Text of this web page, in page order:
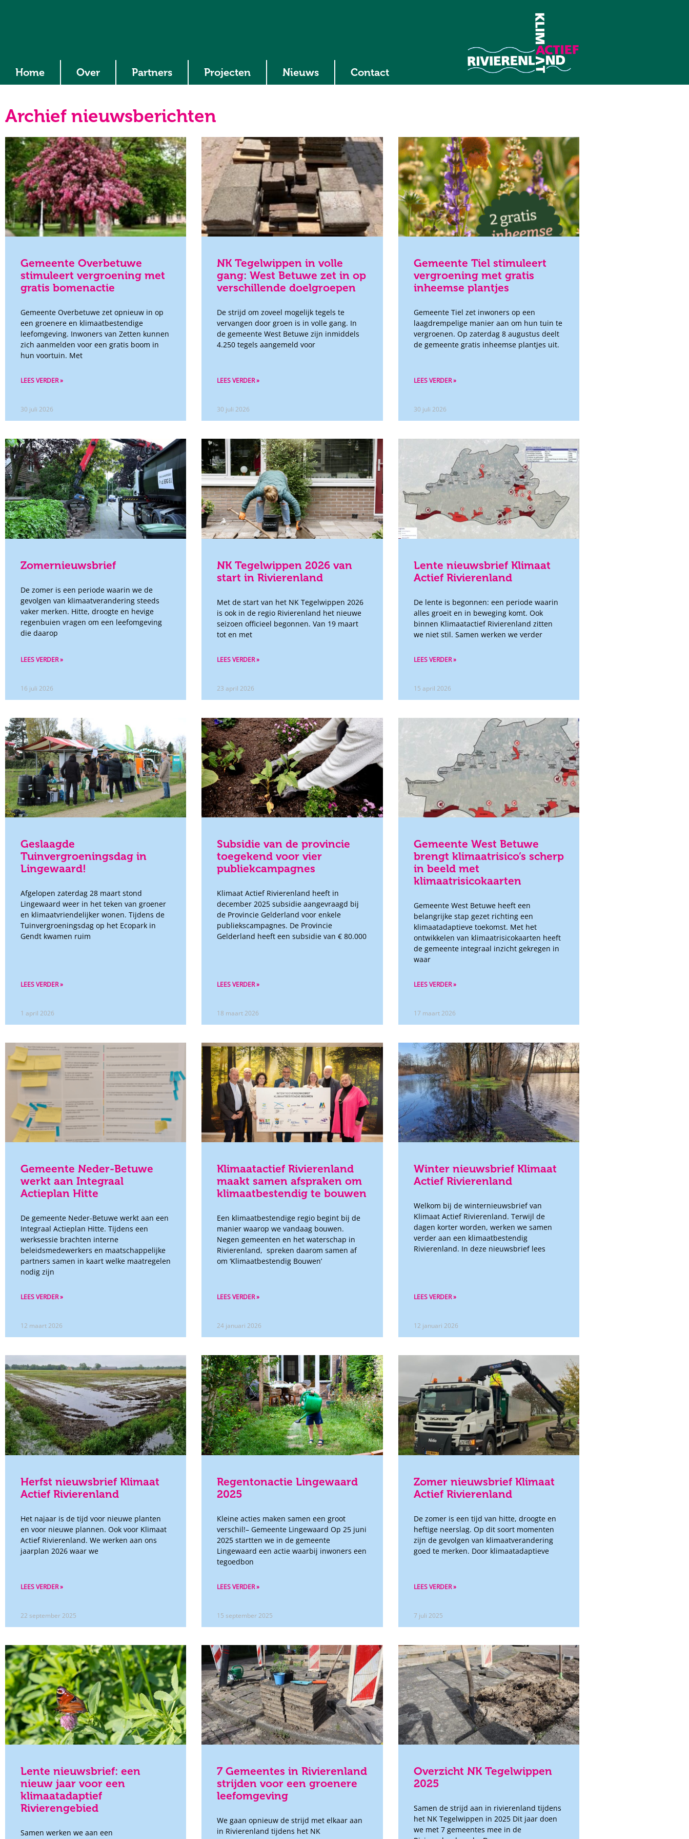
Home Over Partners Projecten Nieuws Contact
Archief nieuwsberichten
Gemeente Overbetuwe
stimuleert vergroening met
gratis bomenactie
Gemeente Overbetuwe zet opnieuw in op
een groenere en klimaatbestendige
leefomgeving. Inwoners van Zetten kunnen
zich aanmelden voor een gratis boom in
hun voortuin. Met
LEES VERDER »
30 juli 2026
NK Tegelwippen in volle
gang: West Betuwe zet in op
verschillende doelgroepen
De strijd om zoveel mogelijk tegels te
vervangen door groen is in volle gang. In
de gemeente West Betuwe zijn inmiddels
4.250 tegels aangemeld voor
LEES VERDER »
30 juli 2026
Gemeente Tiel stimuleert
vergroening met gratis
inheemse plantjes
Gemeente Tiel zet inwoners op een
laagdrempelige manier aan om hun tuin te
vergroenen. Op zaterdag 8 augustus deelt
de gemeente gratis inheemse plantjes uit.
LEES VERDER »
30 juli 2026
Zomernieuwsbrief
De zomer is een periode waarin we de
gevolgen van klimaatverandering steeds
vaker merken. Hitte, droogte en hevige
regenbuien vragen om een leefomgeving
die daarop
LEES VERDER »
16 juli 2026
NK Tegelwippen 2026 van
start in Rivierenland
Met de start van het NK Tegelwippen 2026
is ook in de regio Rivierenland het nieuwe
seizoen officieel begonnen. Van 19 maart
tot en met
LEES VERDER »
23 april 2026
Lente nieuwsbrief Klimaat
Actief Rivierenland
De lente is begonnen: een periode waarin
alles groeit en in beweging komt. Ook
binnen Klimaatactief Rivierenland zitten
we niet stil. Samen werken we verder
LEES VERDER »
15 april 2026
Geslaagde
Tuinvergroeningsdag in
Lingewaard!
Afgelopen zaterdag 28 maart stond
Lingewaard weer in het teken van groener
en klimaatvriendelijker wonen. Tijdens de
Tuinvergroeningsdag op het Ecopark in
Gendt kwamen ruim
LEES VERDER »
1 april 2026
Subsidie van de provincie
toegekend voor vier
publiekcampagnes
Klimaat Actief Rivierenland heeft in
december 2025 subsidie aangevraagd bij
de Provincie Gelderland voor enkele
publiekscampagnes. De Provincie
Gelderland heeft een subsidie van € 80.000
LEES VERDER »
18 maart 2026
Gemeente West Betuwe
brengt klimaatrisico’s scherp
in beeld met
klimaatrisicokaarten
Gemeente West Betuwe heeft een
belangrijke stap gezet richting een
klimaatadaptieve toekomst. Met het
ontwikkelen van klimaatrisicokaarten heeft
de gemeente integraal inzicht gekregen in
waar
LEES VERDER »
17 maart 2026
Gemeente Neder-Betuwe
werkt aan Integraal
Actieplan Hitte
De gemeente Neder-Betuwe werkt aan een
Integraal Actieplan Hitte. Tijdens een
werksessie brachten interne
beleidsmedewerkers en maatschappelijke
partners samen in kaart welke maatregelen
nodig zijn
LEES VERDER »
12 maart 2026
Klimaatactief Rivierenland
maakt samen afspraken om
klimaatbestendig te bouwen
Een klimaatbestendige regio begint bij de
manier waarop we vandaag bouwen.
Negen gemeenten en het waterschap in
Rivierenland, spreken daarom samen af
om ‘Klimaatbestendig Bouwen’
LEES VERDER »
24 januari 2026
Winter nieuwsbrief Klimaat
Actief Rivierenland
Welkom bij de winternieuwsbrief van
Klimaat Actief Rivierenland. Terwijl de
dagen korter worden, werken we samen
verder aan een klimaatbestendig
Rivierenland. In deze nieuwsbrief lees
LEES VERDER »
12 januari 2026
Herfst nieuwsbrief Klimaat
Actief Rivierenland
Het najaar is de tijd voor nieuwe planten
en voor nieuwe plannen. Ook voor Klimaat
Actief Rivierenland. We werken aan ons
jaarplan 2026 waar we
LEES VERDER »
22 september 2025
Regentonactie Lingewaard
2025
Kleine acties maken samen een groot
verschil!– Gemeente Lingewaard Op 25 juni
2025 startten we in de gemeente
Lingewaard een actie waarbij inwoners een
tegoedbon
LEES VERDER »
15 september 2025
Zomer nieuwsbrief Klimaat
Actief Rivierenland
De zomer is een tijd van hitte, droogte en
heftige neerslag. Op dit soort momenten
zijn de gevolgen van klimaatverandering
goed te merken. Door klimaatadaptieve
LEES VERDER »
7 juli 2025
Lente nieuwsbrief: een
nieuw jaar voor een
klimaatadaptief
Rivierengebied
Samen werken we aan een
7 Gemeentes in Rivierenland
strijden voor een groenere
leefomgeving
We gaan opnieuw de strijd met elkaar aan
in Rivierenland tijdens het NK
Overzicht NK Tegelwippen
2025
Samen de strijd aan in rivierenland tijdens
het NK Tegelwippen in 2025 Dit jaar doen
we met 7 gemeentes mee in de